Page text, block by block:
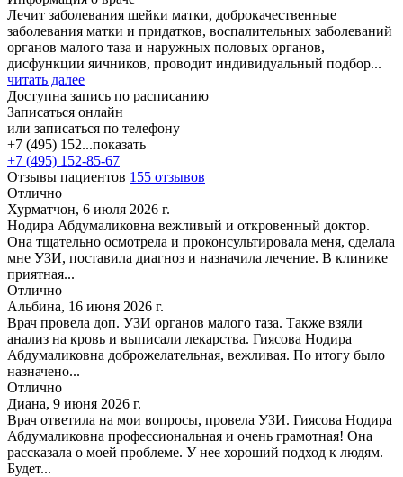
Лечит заболевания шейки матки, доброкачественные
заболевания матки и придатков, воспалительных заболеваний
органов малого таза и наружных половых органов,
дисфункции яичников, проводит индивидуальный подбор...
читать далее
Доступна запись по расписанию
Записаться онлайн
или записаться по телефону
+7 (495) 152...показать
+7 (495) 152-85-67
Отзывы пациентов 155 отзывов
Отлично
Хурматчон, 6 июля 2026 г.
Нодира Абдумаликовна вежливый и откровенный доктор.
Она тщательно осмотрела и проконсультировала меня, сделала
мне УЗИ, поставила диагноз и назначила лечение. В клинике
приятная...
Отлично
Альбина, 16 июня 2026 г.
Врач провела доп. УЗИ органов малого таза. Также взяли
анализ на кровь и выписали лекарства. Гиясова Нодира
Абдумаликовна доброжелательная, вежливая. По итогу было
назначено...
Отлично
Диана, 9 июня 2026 г.
Врач ответила на мои вопросы, провела УЗИ. Гиясова Нодира
Абдумаликовна профессиональная и очень грамотная! Она
рассказала о моей проблеме. У нее хороший подход к людям.
Будет...